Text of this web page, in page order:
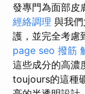
發專門為面部皮
經絡調理 與我
護，並完全考慮
page seo 撥筋
這些成分的高濃
toujours的這種